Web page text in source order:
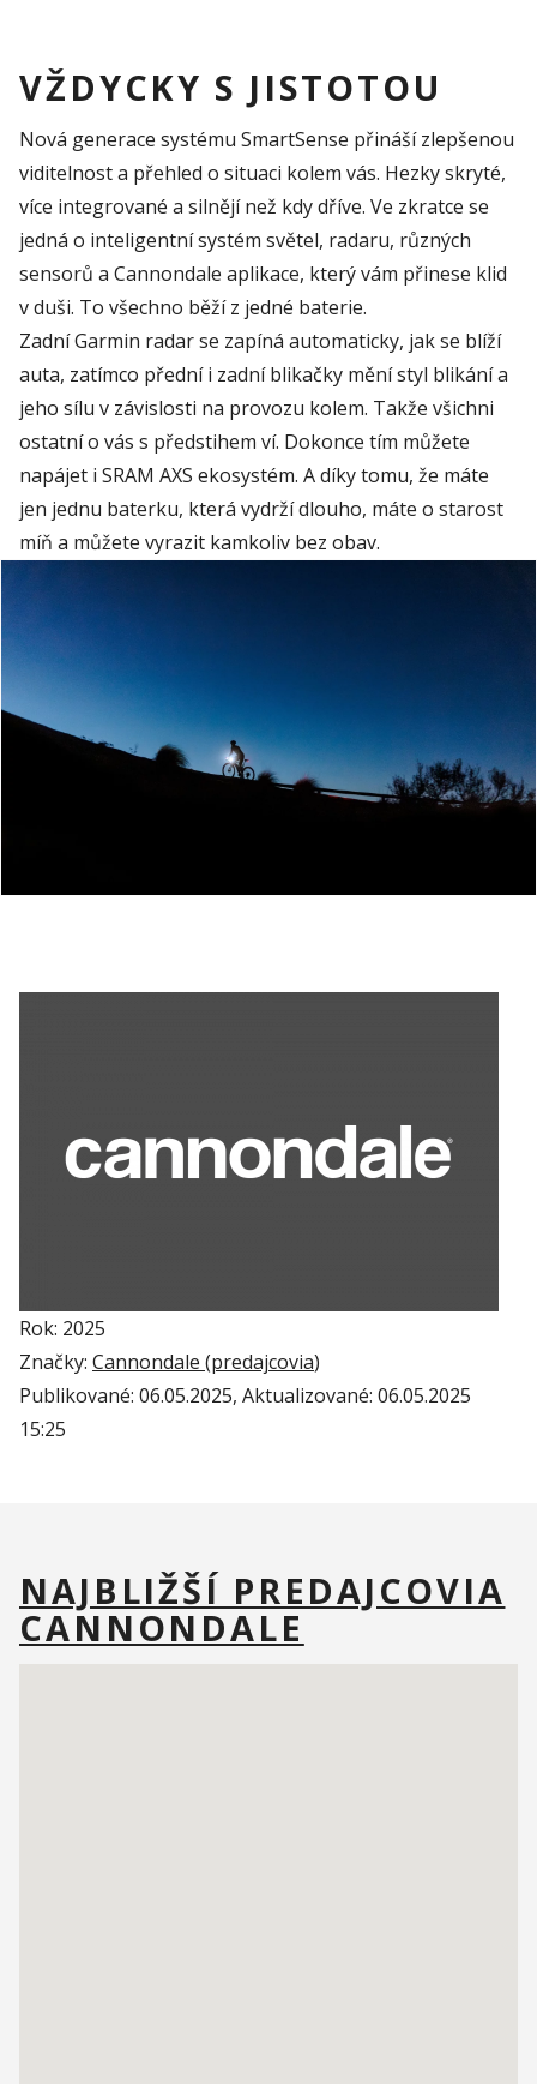
VŽDYCKY S JISTOTOU
Nová generace systému SmartSense přináší zlepšenou
viditelnost a přehled o situaci kolem vás. Hezky skryté,
více integrované a silnějínež kdy dříve. Ve zkratce se
jedná o inteligentní systém světel, radaru, různých
sensorů a Cannondale aplikace, který vám přinese klid
v duši. To všechno běží z jedné baterie.
ZadníGarmin radar se zapíná automaticky, jak se blíží
auta, zatímco přední i zadní blikačky mění styl blikání a
jeho sílu v závislosti na provozu kolem. Takže všichni
ostatní o vás s předstihem ví. Dokonce tím můžete
napájet i SRAM AXS ekosystém. A díky tomu, že máte
jen jednu baterku, která vydrží dlouho, máte o starost
míň a můžete vyrazit kamkoliv bez obav.
Rok: 2025
Značky: Cannondale (predajcovia)
Publikované: 06.05.2025, Aktualizované: 06.05.2025
15:25
NAJBLIŽŠÍ PREDAJCOVIA
CANNONDALE